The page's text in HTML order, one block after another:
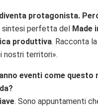
protagonista.
sintesi perfetta del Made
produttiva. Racconta la
nostri territori».
eventi come
. Sono appuntamenti